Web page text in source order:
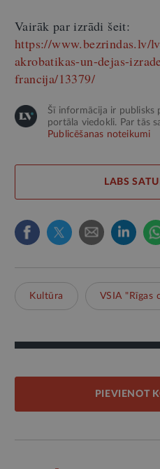
Vairāk par izrādi šeit:
https://www.bezrindas.lv/
akrobatikas-un-dejas-
francija/13379/
Šī informācija ir publisks
portāla viedokli. Par tās
Publicēšanas noteikumi
LABS
Kultūra VSIA "Rīgas
PIEVIENOT